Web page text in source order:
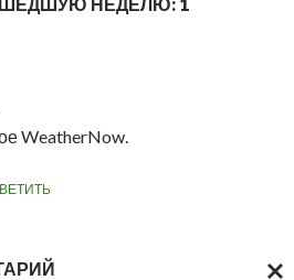
WeatherNow.